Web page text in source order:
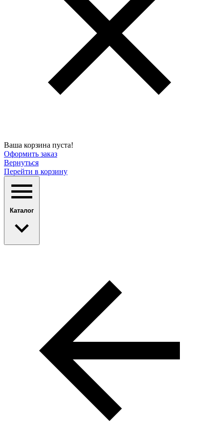
Ваша корзина пуста!
Оформить заказ
Вернуться
Перейти в корзину
Каталог